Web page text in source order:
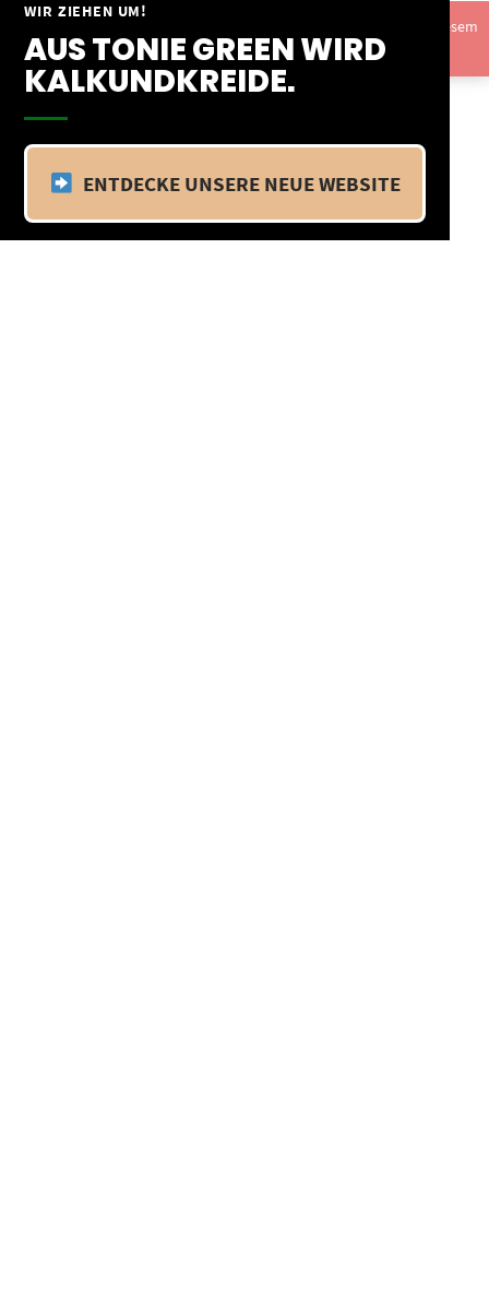
WIR ZIEHEN UM!
AUS TONIE GREEN WIRD
KALKUNDKREIDE.
ENTDECKE UNSERE NEUE WEBSITE
Springe
Inhalt
Vom 09.04.25 - 20.04.25 befinden wir uns im Betriebsurlaub. In diesem
Zeitraum findet kein Versand statt.Ausblenden